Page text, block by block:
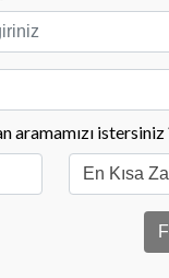
aramamızı istersiniz